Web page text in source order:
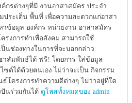
กรต่างๆที่มี งานอาสาสมัคร ประจำ
ระเด็น พื้นที่ เพื่อความสะดวกแก่อาสา
ข้อมูล องค์กร หน่วยงาน อาสาสมัคร
รงการทำเพื่อสังคม สามารถใช้
นช่องทางในการที่จะบอกกล่าว
สัมพันธ์ได้ ฟรี! โดยการ ใส่ข้อมูล
ซต์ได้ด้วยตนเอง ไม่ว่าจะเป็น กิจกรรม
โครงการทำความดีต่างๆ ไม่ว่าอยู่ที่ใด
นร่วมกันได้ ดูโพสทั้งหมดของ admin